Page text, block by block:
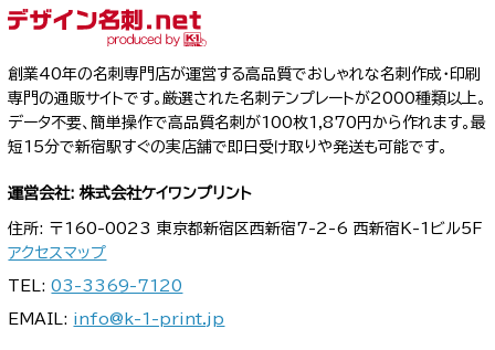
創業40年の名刺専門店が運営する高品質でおしゃれな名刺作成・印刷
専門の通販サイトです。厳選された名刺テンプレートが2000種類以上。
データ不要、簡単操作で高品質名刺が100枚1,870円から作れます。最
短15分で新宿駅すぐの実店舗で即日受け取りや発送も可能です。
運営会社: 株式会社ケイワンプリント
住所: 〒160-0023 東京都新宿区西新宿7-2-6 西新宿K-1ビル5F
アクセスマップ
TEL:03-3369-7120
EMAIL: info@k-1-print.jp